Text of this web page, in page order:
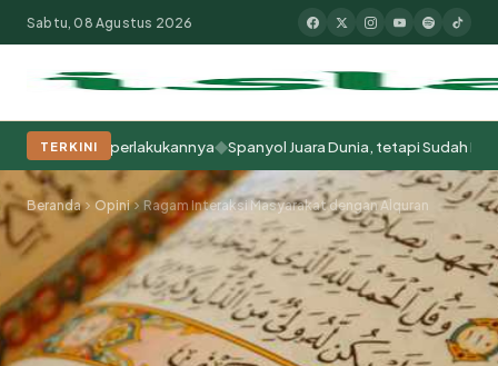
Populer:Moderasi BeragamaKhutbah JumatPesantrenTokoh
Sabtu, 08 Agustus 2026
TERKINI
Memperlakukannya◆Spanyol Juara Dunia, tetapi Sudah Berabad-
Beranda Opini Ragam Interaksi Masyarakat dengan Alquran